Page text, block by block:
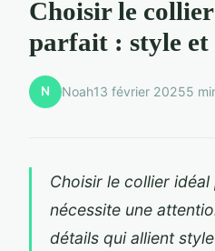
Choisir le
parfait : style
N Noah13 février 20255
Choisir le collier
nécessite une
détails qui allient